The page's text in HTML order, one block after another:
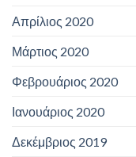
Απρίλιος 2020
Μάρτιος 2020
Φεβρουάριος 2020
Ιανουάριος 2020
Δεκέμβριος 2019